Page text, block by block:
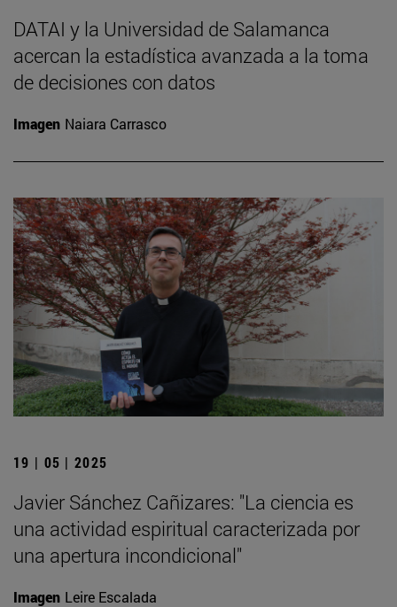
DATAI y la Universidad de Salamanca
acercan la estadística avanzada a la toma
de decisiones con datos
Imagen Naiara Carrasco
19 | 05 | 2025
Javier Sánchez Cañizares: "La ciencia es
una actividad espiritual caracterizada por
una apertura incondicional"
Imagen Leire Escalada